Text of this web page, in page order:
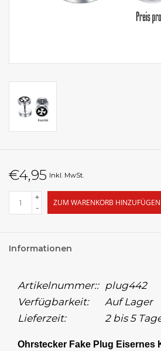
€4,95 Inkl. MwSt.
+
-
ZUM WARENKORB HINZUFÜGEN
Informationen
Artikelnummer:: plug442
Verfügbarkeit:
Auf Lager
Lieferzeit:
2 bis 5
Ohrstecker Fake Plug Eisernes